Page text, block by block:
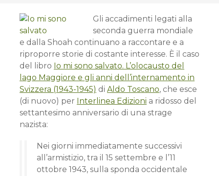
Gli accadimenti legati alla
seconda guerra mondiale
e dalla Shoah continuano a raccontare e a
riproporre storie di costante interesse. È il caso
del libro Io mi sono salvato. L’olocausto del
lago Maggiore e gli anni dell’internamento in
Svizzera (1943-1945) di Aldo Toscano, che esce
(di nuovo) per Interlinea Edizioni a ridosso del
settantesimo anniversario di una strage
nazista:
Nei giorni immediatamente successivi
all’armistizio, tra il 15 settembre e l’11
ottobre 1943, sulla sponda occidentale